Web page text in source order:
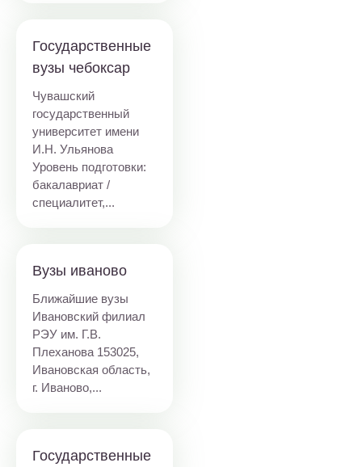
Государственные
вузы чебоксар
Чувашский
государственный
университет имени
И.Н. Ульянова
Уровень подготовки:
бакалавриат /
специалитет,...
Вузы иваново
Ближайшие вузы
Ивановский филиал
РЭУ им. Г.В.
Плеханова153025,
Ивановская область,
г. Иваново,...
Государственные